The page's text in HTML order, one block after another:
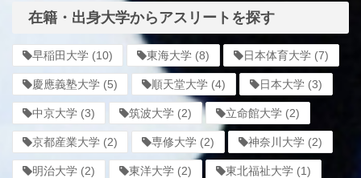
在籍・出身大学からアスリートを探す
早稲田大学 (10) 東海大学 (8) 日本体育大学 (7)
慶應義塾大学 (5) 順天堂大学 (4) 日本大学 (3)
中京大学 (3) 筑波大学 (2) 立命館大学 (2)
京都産業大学 (2) 専修大学 (2) 神奈川大学 (2)
明治大学 (2) 東洋大学 (2) 東北福祉大学 (1)